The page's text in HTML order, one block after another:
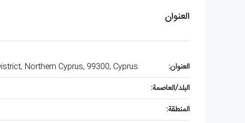
العنوان
العنوان: Northern Cyprus, 99300, Cyprus
البلد/العاصمة:
المنطقة: